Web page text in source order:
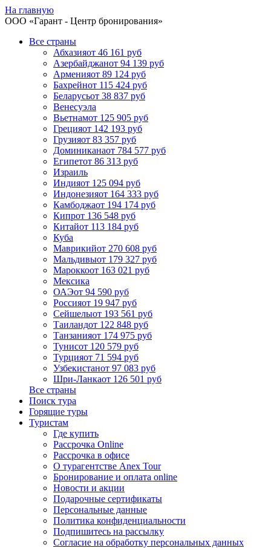
На главную
ООО «Гарант - Центр бронирования»
Все страны
Абхазияот 46 161 руб
Азербайджанот 94 139 руб
Арменияот 89 124 руб
Бахрейнот 115 424 руб
Беларусьот 38 837 руб
Венесуэла
Вьетнамот 125 905 руб
Грецияот 142 193 руб
Грузияот 83 357 руб
Доминиканаот 784 577 руб
Египетот 86 313 руб
Израиль
Индияот 125 094 руб
Индонезияот 164 333 руб
Камбоджаот 194 174 руб
Кипрот 136 548 руб
Китайот 113 184 руб
Куба
Маврикийот 270 608 руб
Мальдивыот 179 327 руб
Мароккоот 163 021 руб
Мексика
ОАЭот 94 590 руб
Россияот 19 947 руб
Сейшелыот 193 561 руб
Таиландот 122 848 руб
Танзанияот 174 975 руб
Тунисот 120 579 руб
Турцияот 71 594 руб
Узбекистанот 97 083 руб
Шри-Ланкаот 126 501 руб
Все страны
Поиск тура
Горящие туры
Туристам
Где купить
Рассрочка Online
Рассрочка в офисе
О турагентстве Anex Tour
Бронирование и оплата online
Новости и акции
Подарочные сертификаты
Персональные данные
Политика конфиденциальности
Подпишитесь на рассылку
Согласие на обработку персональных данных